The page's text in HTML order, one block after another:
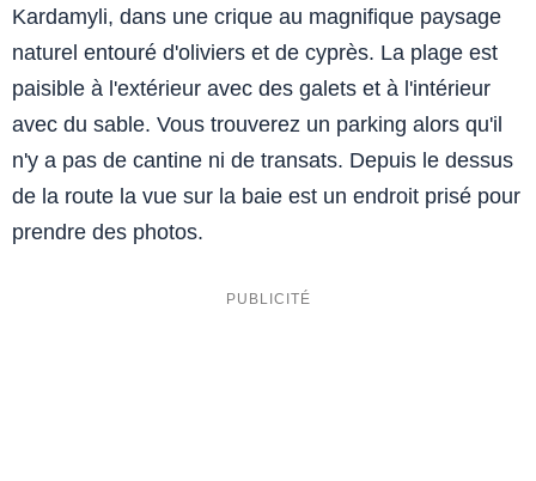
Kardamyli, dans une crique au magnifique paysage
naturel entouré d'oliviers et de cyprès. La plage est
paisible à l'extérieur avec des galets et à l'intérieur
avec du sable. Vous trouverez un parking alors qu'il
n'y a pas de cantine ni de transats. Depuis le dessus
de la route la vue sur la baie est un endroit prisé pour
prendre des photos.